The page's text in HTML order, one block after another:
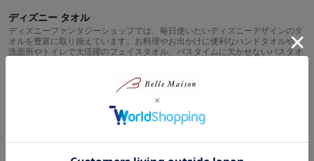
ディズニー タオル
ディズニーファンタジーショップでは、毎日使いたいディズニーデザインのタ
オルを豊富に取り揃えています。お料理やお出かけに便利なハンドタオルや、
洗面所やトイレで大活躍のフェイスタオル、バスタイムに欠かせないバスタオ
いやお風呂のたびにかわいいデザインが目に入って思わず笑顔になっちゃいま
すよね。キャラクター展開は、ミッキーマウス・ミニーマウス、ドナルドダッ
クといったミッキー＆フレンズから、チップ＆デールやほのぼのファンタジッ
クなくまのプーさんなど大人気キャラクターが目白押し。
関連カテゴリから探す